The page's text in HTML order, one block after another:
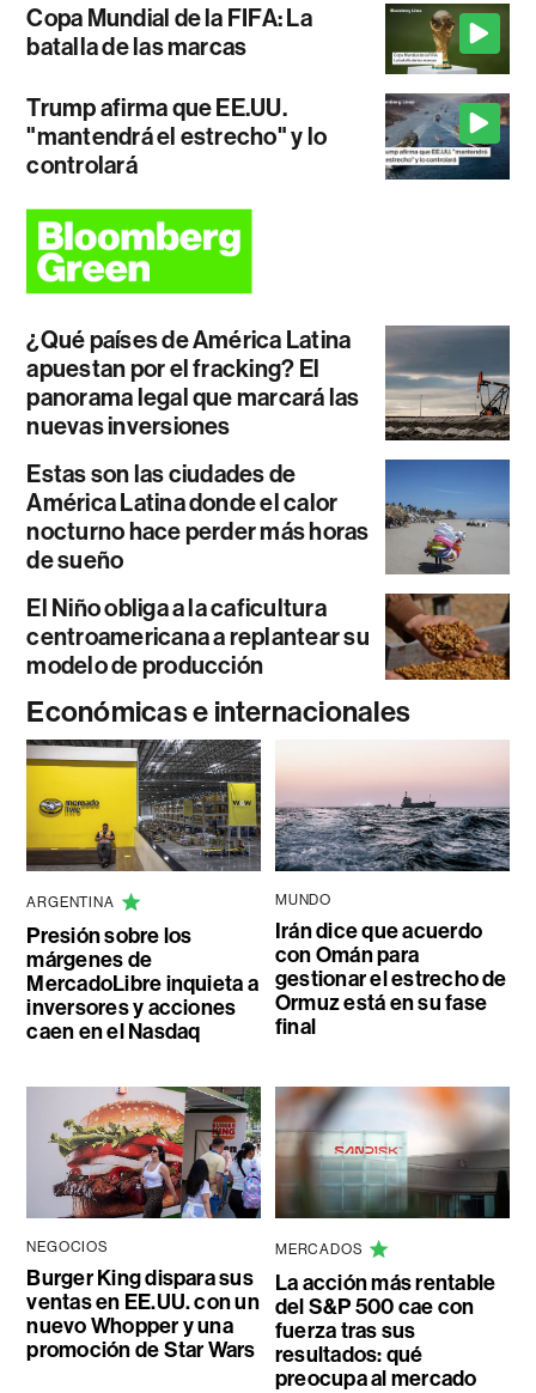
Copa Mundial de la FIFA: La
batalla de las marcas
Trump afirma que EE.UU.
"mantendrá el estrecho" y lo
controlará
¿Qué países de América Latina
apuestan por el fracking? El
panorama legal que marcará las
nuevas inversiones
Estas son las ciudades de
América Latina donde el calor
nocturno hace perder más horas
de sueño
El Niño obliga a la caficultura
centroamericana a replantear su
modelo de producción
Económicas e internacionales
ARGENTINA
Presión sobre los
márgenes de
MercadoLibre inquieta a
inversores y acciones
caen en el Nasdaq
MUNDO
Irán dice que acuerdo
con Omán para
gestionar el estrecho de
Ormuz está en su fase
final
NEGOCIOS
Burger King dispara sus
ventas en EE.UU. con un
nuevo Whopper y una
promoción de Star Wars
MERCADOS
La acción más rentable
del S&P 500 cae con
fuerza tras sus
resultados: qué
preocupa al mercado